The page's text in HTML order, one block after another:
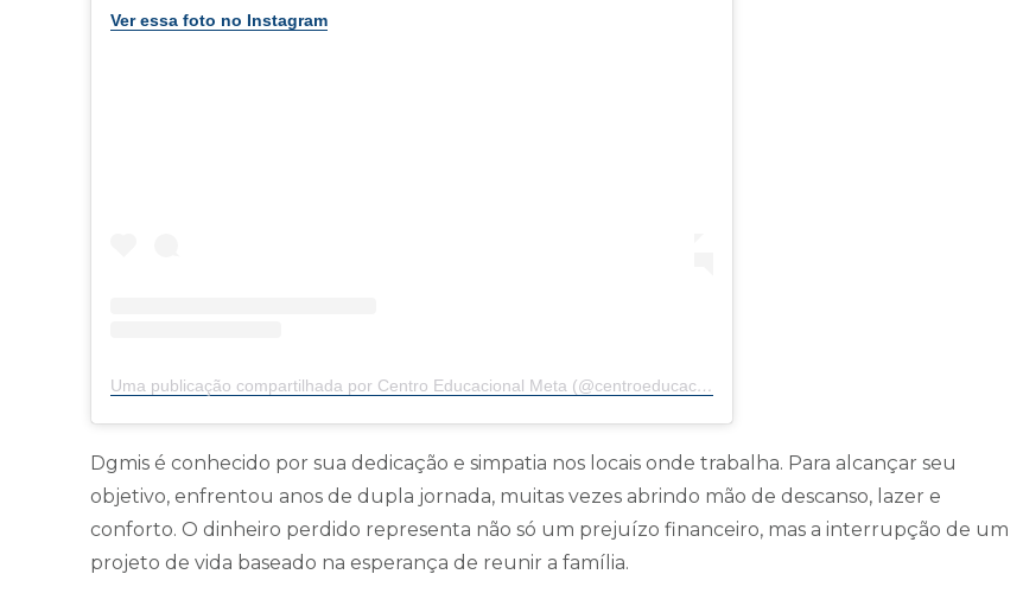
Ver essa foto no Instagram
Uma publicação compartilhada por Centro Educacional Meta (@centroeducacionalmeta)
Dgmis é conhecido por sua dedicação e simpatia nos locais onde trabalha. Para alcançar seu
objetivo, enfrentou anos de dupla jornada, muitas vezes abrindo mão de descanso, lazer e
conforto. O dinheiro perdido representa não só um prejuízo financeiro, mas a interrupção de um
projeto de vida baseado na esperança de reunir a família.